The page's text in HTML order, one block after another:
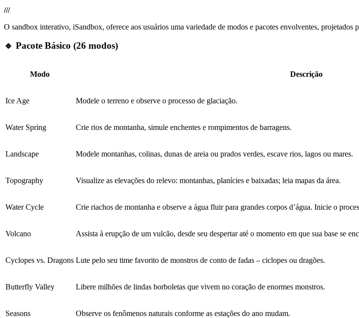
///
O sandbox interativo, iSandbox, oferece aos usuários uma variedade de modos e pacotes envolventes,
🔹 Pacote Básico (26 modos)
Modo Descrição
Ice Age Modele o terreno e observe o processo de glaciação.
Water Spring Crie rios de montanha, simule enchentes e rompimentos de barragens.
Landscape Modele montanhas, colinas, dunas de areia ou prados verdes, escave rios, lagos ou mares.
Topography Visualize as elevações do relevo: montanhas, planícies e baixadas; leia mapas da área.
Water Cycle Crie riachos de montanha e observe a água fluir para grandes corpos d’água. Inicie o
Volcano Assista à erupção de um vulcão, desde seu despertar até o momento em que sua base se
Cyclopes vs. Dragons Lute pelo seu time favorito de monstros de conto de fadas – ciclopes ou dragões.
Butterfly Valley Libere milhões de lindas borboletas que vivem no coração de enormes monstros.
Seasons Observe os fenômenos naturais conforme as estações do ano mudam.